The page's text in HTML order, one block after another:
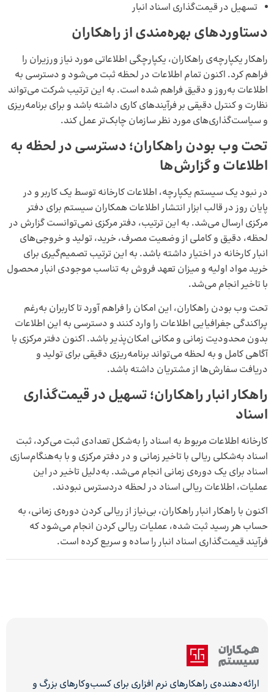
تسهیل در قیمت‌گذاری اسناد انبار
دستاوردهای بهره‌مندی از راهکاران
راهکار یکپارچه‌ی راهکاران، یکپارچگی اطلاعاتی مورد نیاز ورزیران را
فراهم کرد. اکنون تمام اطلاعات در لحظه ثبت می‌شود و دسترسی به
اطلاعات به‌روز و دقیق فراهم شده است. به این ترتیب شرکت می‌تواند
نظارت و کنترل دقیقی بر فرآیندهای کاری داشته باشد و برای برنامه‌ریزی
و سیاست‎‌گذاری‌های مورد نظر سازمان چابک‌تر عمل کند.
تحت وب بودن راهکاران؛ دسترسی در لحظه به
اطلاعات و گزارش‌ها
در نبود یک سیستم یکپارچه، اطلاعات کارخانه توسط یک کاربر و در
پایان روز در قالب ابزار انتشار اطلاعات همکاران سیستم برای دفتر
مرکزی ارسال می‌شد. به این ترتیب، دفتر مرکزی نمی‌توانست گزارش در
لحظه، دقیق و کاملی از وضعیت مصرف، خرید، تولید و خروجی‌های
انبار کارخانه در اختیار داشته باشد. به این ترتیب تصمیم‌گیری برای
خرید مواد اولیه و میزان تعهد فروش به تناسب موجودی انبار محصول
با تاخیر انجام می‌شد.
تحت وب بودن راهکاران، این امکان را فراهم آورد تا کاربران به‌رغم
پراکندگی جغرافیایی اطلاعات را وارد کنند و دسترسی به این اطلاعات
بدون محدودیت زمانی و مکانی امکان‌پذیر باشد. اکنون دفتر مرکزی با
آگاهی کامل و به لحظه می‌تواند برنامه‌ریزی دقیقی برای تولید و
دریافت سفارش‌ها از مشتریان داشته باشد.
راهکار انبار راهکاران؛ تسهیل در قیمت‌گذاری
اسناد
کارخانه اطلاعات مربوط به اسناد را به‌شکل تعدادی ثبت می‌کرد، ثبت
اسناد به‌شکلی ریالی با تاخیر زمانی و در دفتر مرکزی و با به‌هنگام‌سازی
اسناد برای یک دوره‌ی زمانی انجام می‌شد. به‌دلیل تاخیر در این
عملیات، اطلاعات ریالی اسناد در لحظه دردسترس نبودند.
اکنون با راهکار انبار راهکاران، بی‌نیاز از ریالی کردن دوره‌ی زمانی، به
حساب هر رسید ثبت شده، عملیات ریالی کردن انجام می‌شود که
فرآیند قیمت‌گذاری اسناد انبار را ساده و سریع کرده است.
ارائه‌دهنده‌ی راهکارهای نرم افزاری برای کسب‌وکارهای بزرگ و